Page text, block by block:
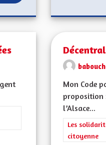
les soins et les liens,
Mon Code
proposition
l’Alsace...
Filtrer les
Les
citoyenne